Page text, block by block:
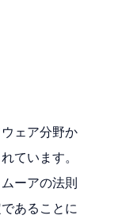
ェア分野か
ています。
ーアの法則
あることに